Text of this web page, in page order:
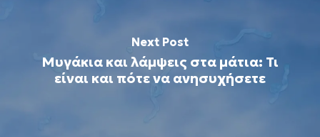
Next Post
Μυγάκια και λάμψεις στα μάτια: Τι
είναι και πότε να ανησυχήσετε